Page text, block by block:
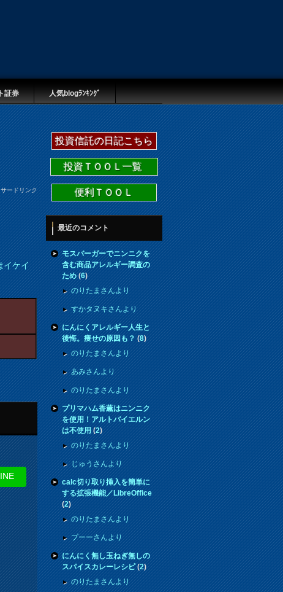
証券 人気blogﾗﾝｷﾝｸﾞ
ードリンク
イケイ
投資信託の日記こちら
投資ＴＯＯＬ一覧
便利ＴＯＯＬ
最近のコメント
モスバーガーでニンニクを
含む商品アレルギー調査の
ため(6)
のりたまさんより
すかタヌキさんより
にんにくアレルギー人生と
後悔。痩せの原因も？(8)
のりたまさんより
あみさんより
のりたまさんより
プリマハム香薫はニンニク
を使用！アルトバイエルン
は不使用(2)
のりたまさんより
じゅうさんより
calc切り取り挿入を簡単に
する拡張機能／LibreOffice
(2)
のりたまさんより
プーーさんより
にんにく無し玉ねぎ無しの
スパイスカレーレシピ(2)
のりたまさんより